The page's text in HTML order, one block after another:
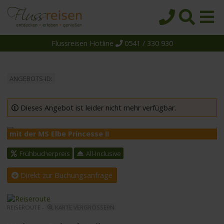
Reiseziele
Themen
Reedereien
Schiffe
Über uns
Wissen
Suche
Flussreisen Hotline 0541 / 330 930
ANGEBOTS-ID:
Dieses Angebot ist leider nicht mehr verfügbar.
mit der MS Elbe Princesse II
Frühbucherpreis All-Inclusive
Direkt zur Buchungsanfrage
REISEROUTE -